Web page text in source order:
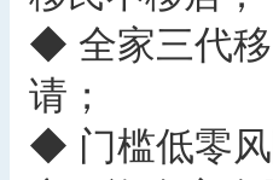
◆ 全家三代
请；
◆ 门槛低零